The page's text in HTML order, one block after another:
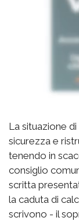
La situazione
sicurezza e
tenendo in
consiglio
scritta
la caduta di
scrivono - il